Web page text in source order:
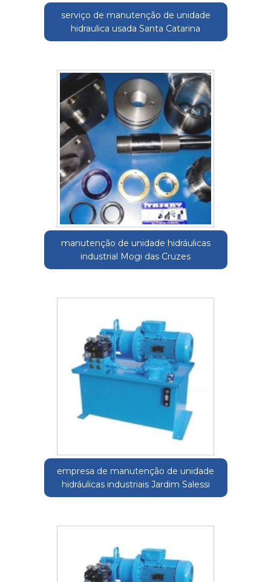
serviço de manutenção de unidade
hidraulica usada Santa Catarina
manutenção de unidade hidráulicas
industrial Mogi das Cruzes
empresa de manutenção de unidade
hidráulicas industriais Jardim Salessi